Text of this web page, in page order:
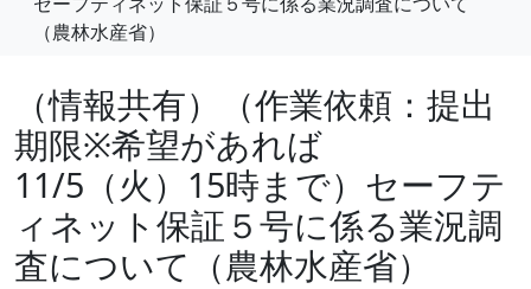
（農林水産省）
（情報共有）（作業依頼：提出
期限※希望があれば
11/5（火）15時まで）セーフテ
ィネット保証５号に係る業況調
査について（農林水産省）